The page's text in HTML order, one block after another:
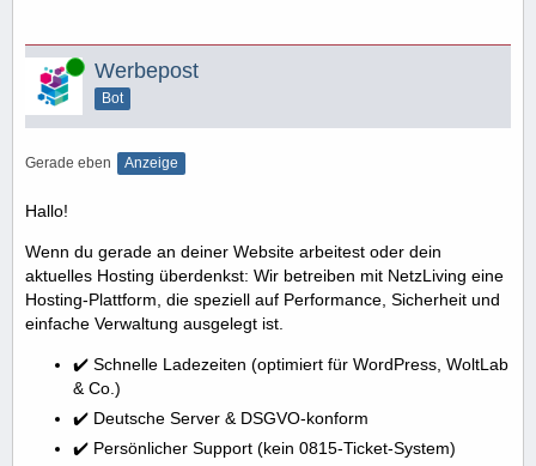
Online Werbepost
Bot
Gerade eben Anzeige
Hallo!
Wenn du gerade an deiner Website arbeitest oder dein
aktuelles Hosting überdenkst: Wir betreiben mit NetzLiving eine
Hosting-Plattform, die speziell auf Performance, Sicherheit und
einfache Verwaltung ausgelegt ist.
✔️ Schnelle Ladezeiten (optimiert für WordPress, WoltLab
& Co.)
✔️ Deutsche Server & DSGVO-konform
✔️ Persönlicher Support (kein 0815-Ticket-System)